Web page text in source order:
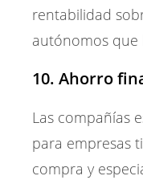
rentabilidad
autónomos
10. Ahorro
Las compañías
para empresas
compra y